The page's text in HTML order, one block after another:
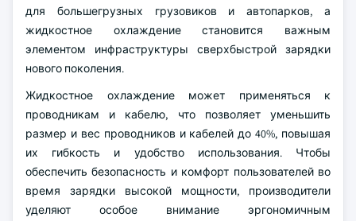
для большегрузных грузовиков и автопарков, а
жидкостное охлаждение становится важным
элементом инфраструктуры сверхбыстрой зарядки
нового поколения.
Жидкостное охлаждение может применяться к
проводникам и кабелю, что позволяет уменьшить
размер и вес проводников и кабелей до 40%, повышая
их гибкость и удобство использования. Чтобы
обеспечить безопасность и комфорт пользователей во
время зарядки высокой мощности, производители
уделяют особое внимание эргономичным